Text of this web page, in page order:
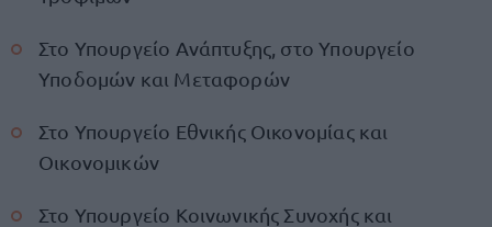
Στο Υπουργείο Ανάπτυξης, στο Υπουργείο
Υποδομών και Μεταφορών
Στο Υπουργείο Εθνικής Οικονομίας και
Οικονομικών
Στο Υπουργείο Κοινωνικής Συνοχής και